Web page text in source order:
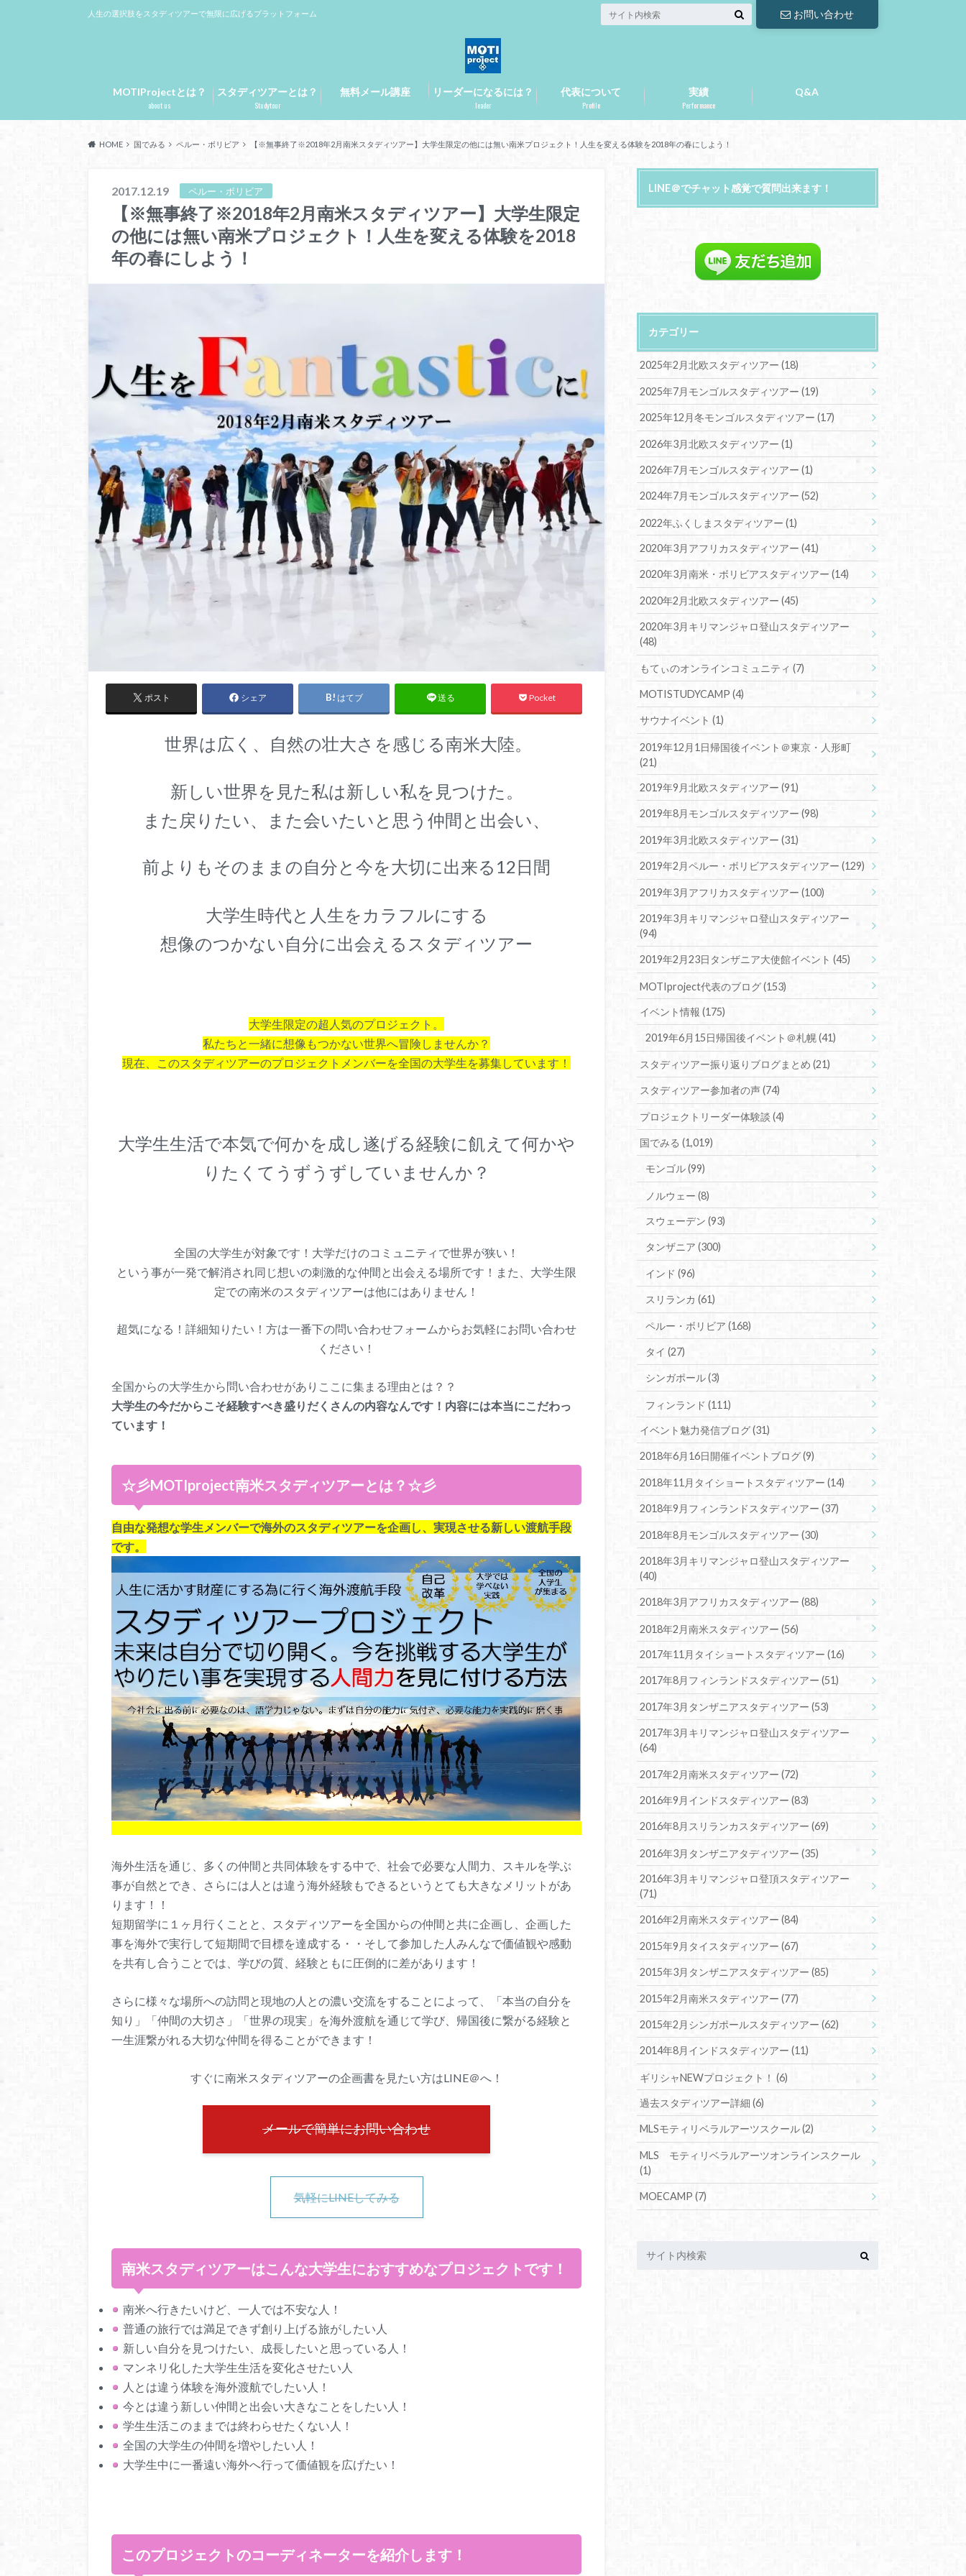
人生の選択肢をスタディツアーで無限に広げるプラットフォーム お問い合わせ
MOTIProjectとは？
about us
スタディツアーとは？
Studytour
無料メール講座 リーダーになるには？
leader
代表について
Profile
実績
Performance
Q&A
HOME 国でみる ペルー・ボリビア 【※無事終了※2018年2月南米スタディツアー】大学生限定の他には無い南米プロジェクト！人生を変える体験を2018年の春にしよう！
2017.12.19 ペルー・ボリビア
【※無事終了※2018年2月南米スタディツアー】大学生限定
の他には無い南米プロジェクト！人生を変える体験を2018
年の春にしよう！
ポスト シェア はてブ 送る Pocket
世界は広く、自然の壮大さを感じる南米大陸。
新しい世界を見た私は新しい私を見つけた。
また戻りたい、また会いたいと思う仲間と出会い、
前よりもそのままの自分と今を大切に出来る12日間
大学生時代と人生をカラフルにする
想像のつかない自分に出会えるスタディツアー
大学生限定の超人気のプロジェクト。
私たちと一緒に想像もつかない世界へ冒険しませんか？
現在、このスタディツアーのプロジェクトメンバーを全国の大学生を募集しています！
大学生生活で本気で何かを成し遂げる経験に飢えて何かや
りたくてうずうずしていませんか？
全国の大学生が対象です！大学だけのコミュニティで世界が狭い！
という事が一発で解消され同じ想いの刺激的な仲間と出会える場所です！また、大学生限
定での南米のスタディツアーは他にはありません！
超気になる！詳細知りたい！方は一番下の問い合わせフォームからお気軽にお問い合わせ
ください！
全国からの大学生から問い合わせがありここに集まる理由とは？？
大学生の今だからこそ経験すべき盛りだくさんの内容なんです！内容には本当にこだわっ
ています！
☆彡MOTIproject南米スタディツアーとは？☆彡
自由な発想な学生メンバーで海外のスタディツアーを企画し、実現させる新しい渡航手段
です。
海外生活を通じ、多くの仲間と共同体験をする中で、社会で必要な人間力、スキルを学ぶ
事が自然とでき、さらには人とは違う海外経験もできるというとても大きなメリットがあ
ります！！
短期留学に１ヶ月行くことと、スタディツアーを全国からの仲間と共に企画し、企画した
事を海外で実行して短期間で目標を達成する・・そして参加した人みんなで価値観や感動
を共有し合うことでは、学びの質、経験ともに圧倒的に差があります！
さらに様々な場所への訪問と現地の人との濃い交流をすることによって、「本当の自分を
知り」「仲間の大切さ」「世界の現実」を海外渡航を通じて学び、帰国後に繋がる経験と
一生涯繋がれる大切な仲間を得ることができます！
すぐに南米スタディツアーの企画書を見たい方はLINE＠へ！
メールで簡単にお問い合わせ
気軽にLINEしてみる
南米スタディツアーはこんな大学生におすすめなプロジェクトです！
南米へ行きたいけど、一人では不安な人！
普通の旅行では満足できず創り上げる旅がしたい人
新しい自分を見つけたい、成長したいと思っている人！
マンネリ化した大学生生活を変化させたい人
人とは違う体験を海外渡航でしたい人！
今とは違う新しい仲間と出会い大きなことをしたい人！
学生生活このままでは終わらせたくない人！
全国の大学生の仲間を増やしたい人！
大学生中に一番遠い海外へ行って価値観を広げたい！
このプロジェクトのコーディネーターを紹介します！
LINE＠でチャット感覚で質問出来ます！
カテゴリー
2025年2月北欧スタディツアー(18)
2025年7月モンゴルスタディツアー(19)
2025年12月冬モンゴルスタディツアー(17)
2026年3月北欧スタディツアー(1)
2026年7月モンゴルスタディツアー(1)
2024年7月モンゴルスタディツアー(52)
2022年ふくしまスタディツアー(1)
2020年3月アフリカスタディツアー(41)
2020年3月南米・ボリビアスタディツアー(14)
2020年2月北欧スタディツアー(45)
2020年3月キリマンジャロ登山スタディツアー
(48)
もてぃのオンラインコミュニティ(7)
MOTISTUDYCAMP(4)
サウナイベント(1)
2019年12月1日帰国後イベント＠東京・人形町
(21)
2019年9月北欧スタディツアー(91)
2019年8月モンゴルスタディツアー(98)
2019年3月北欧スタディツアー(31)
2019年2月ペルー・ボリビアスタディツアー(129)
2019年3月アフリカスタディツアー(100)
2019年3月キリマンジャロ登山スタディツアー
(94)
2019年2月23日タンザニア大使館イベント(45)
MOTIproject代表のブログ(153)
イベント情報(175)
2019年6月15日帰国後イベント＠札幌(41)
スタディツアー振り返りブログまとめ(21)
スタディツアー参加者の声(74)
プロジェクトリーダー体験談(4)
国でみる(1,019)
モンゴル(99)
ノルウェー (8)
スウェーデン (93)
タンザニア (300)
インド (96)
スリランカ (61)
ペルー・ボリビア (168)
タイ (27)
シンガポール(3)
フィンランド (111)
イベント魅力発信ブログ(31)
2018年6月16日開催イベントブログ(9)
2018年11月タイショートスタディツアー(14)
2018年9月フィンランドスタディツアー(37)
2018年8月モンゴルスタディツアー(30)
2018年3月キリマンジャロ登山スタディツアー
(40)
2018年3月アフリカスタディツアー(88)
2018年2月南米スタディツアー(56)
2017年11月タイショートスタディツアー(16)
2017年8月フィンランドスタディツアー(51)
2017年3月タンザニアスタディツアー(53)
2017年3月キリマンジャロ登山スタディツアー
(64)
2017年2月南米スタディツアー(72)
2016年9月インドスタディツアー(83)
2016年8月スリランカスタディツアー(69)
2016年3月タンザニアタディツアー(35)
2016年3月キリマンジャロ登頂スタディツアー
(71)
2016年2月南米スタディツアー(84)
2015年9月タイスタディツアー(67)
2015年3月タンザニアスタディツアー(85)
2015年2月南米スタディツアー(77)
2015年2月シンガポールスタディツアー(62)
2014年8月インドスタディツアー(11)
ギリシャNEWプロジェクト！(6)
過去スタディツアー詳細(6)
MLSモティリベラルアーツスクール(2)
MLS モティリベラルアーツオンラインスクール
(1)
MOECAMP(7)